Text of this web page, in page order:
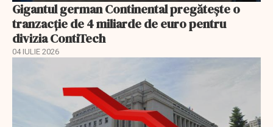
Gigantul german Continental pregătește o
tranzacție de 4 miliarde de euro pentru
divizia ContiTech
04 IULIE 2026